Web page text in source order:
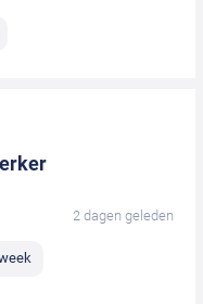
2 dagen geleden